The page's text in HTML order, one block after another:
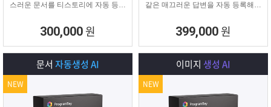
스러운 문서를 티스토리에 자동 등록
티스토리 육성용, 콘텐츠 마케터, 업
체 홍보에 적합한 마케팅 프로그램
입니다.
300,000 원
같은 매끄러운 답변을 자동 등록해주
399,000 원
문서 자동생성 AI
NEW
이미지 생성 AI
NEW